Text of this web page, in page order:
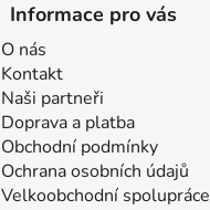
Informace pro vás
O nás
Kontakt
Naši partneři
Doprava a platba
Obchodní podmínky
Ochrana osobních údajů
Velkoobchodní spolupráce